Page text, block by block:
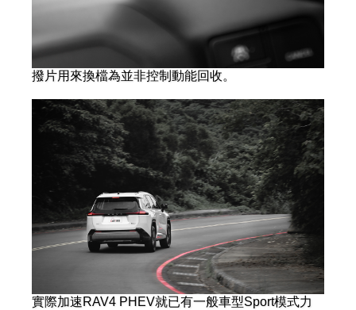
撥片用來換檔為並非控制動能回收。
實際加速RAV4 PHEV就已有一般車型Sport模式力